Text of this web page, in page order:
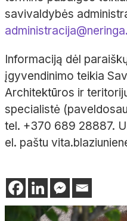
savivaldybės
Informaciją dėl
įgyvendinimo teikia
Architektūros ir
specialistė
tel. +370 689 28887.
el. paštu